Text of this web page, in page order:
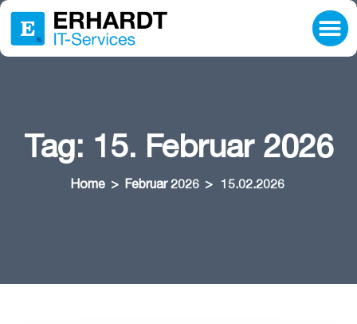
Tag: 15. Februar 2026
Home > Februar 2026 > 15.02.2026